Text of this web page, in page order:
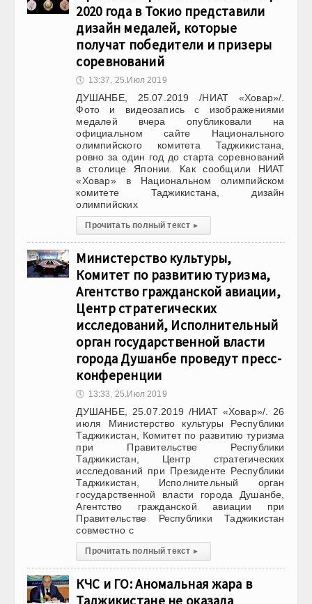
2020 года в Токио представили
дизайн медалей, которые
получат победители и призеры
соревнований
🕔 13:37, 25.Июл 2019
ДУШАНБЕ, 25.07.2019 /НИАТ «Ховар»/.
Фото и видеозапись с изображениями
медалей вчера опубликовали на
официальном сайте Национального
олимпийского комитета Таджикистана,
ровно за один год до старта соревнований
в столице Японии. Как сообщили НИАТ
«Ховар» в Национальном олимпийском
комитете Таджикистана, дизайн
олимпийских
Прочитать полный текст ▸
Министерство культуры,
Комитет по развитию туризма,
Агентство гражданской авиации,
Центр стратегических
исследований, Исполнительный
орган государственной власти
города Душанбе проведут пресс-
конференции
🕔 13:33, 25.Июл 2019
ДУШАНБЕ, 25.07.2019 /НИАТ «Ховар»/. 26
июля Министерство культуры Республики
Таджикистан, Комитет по развитию туризма
при Правительстве Республики
Таджикистан, Центр стратегических
исследований при Президенте Республики
Таджикистан, Исполнительный орган
государственной власти города Душанбе,
Агентство гражданской авиации при
Правительстве Республики Таджикистан
совместно с
Прочитать полный текст ▸
КЧС и ГО: Аномальная жара в
Таджикистане не оказала